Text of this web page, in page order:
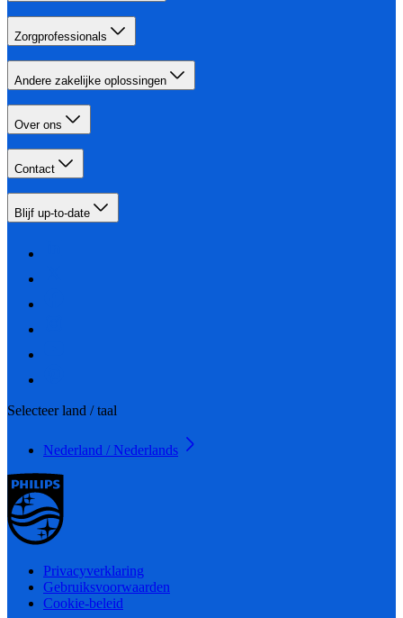
Zorgprofessionals
Andere zakelijke oplossingen
Over ons
Contact
Blijf up-to-date
Selecteer land / taal
Nederland / Nederlands
Privacyverklaring
Gebruiksvoorwaarden
Cookie-beleid